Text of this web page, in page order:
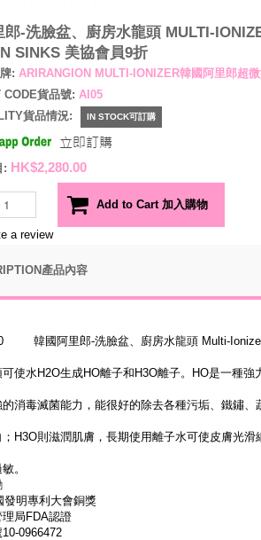
郎-洗臉盆、廚房水龍頭 MULTI-
SINKS 美協會員9折
: ARIRANGION MULTI-IONIZER韓國阿里郎超
CODE貨品號: AI05
貨品情況:
IN STOCK可訂購
: HK$2,280.00
Add to Cart 加入購物
a review
產品內容
韓國阿里郎-洗臉盆、廚房水龍頭 Multi-
使水H2O生成HO離子和H3O離子。HO是一種
消毒滅菌能力，能很好的除去各種污垢、鐵鏽
H3O則滋潤肌膚，長期使用離子水可使皮膚光
。
發明專利大會銅獎
局FDA認證
10-0966472